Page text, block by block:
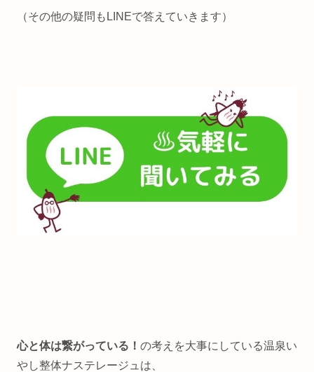
（その他の疑問もLINEで答えていきます）
心と体は繋がっている！ の考えを大事にしている温泉い
やし整体ナステレージュは、